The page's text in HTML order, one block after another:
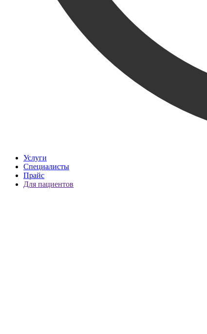
Услуги
Специалисты
Прайс
Для пациентов